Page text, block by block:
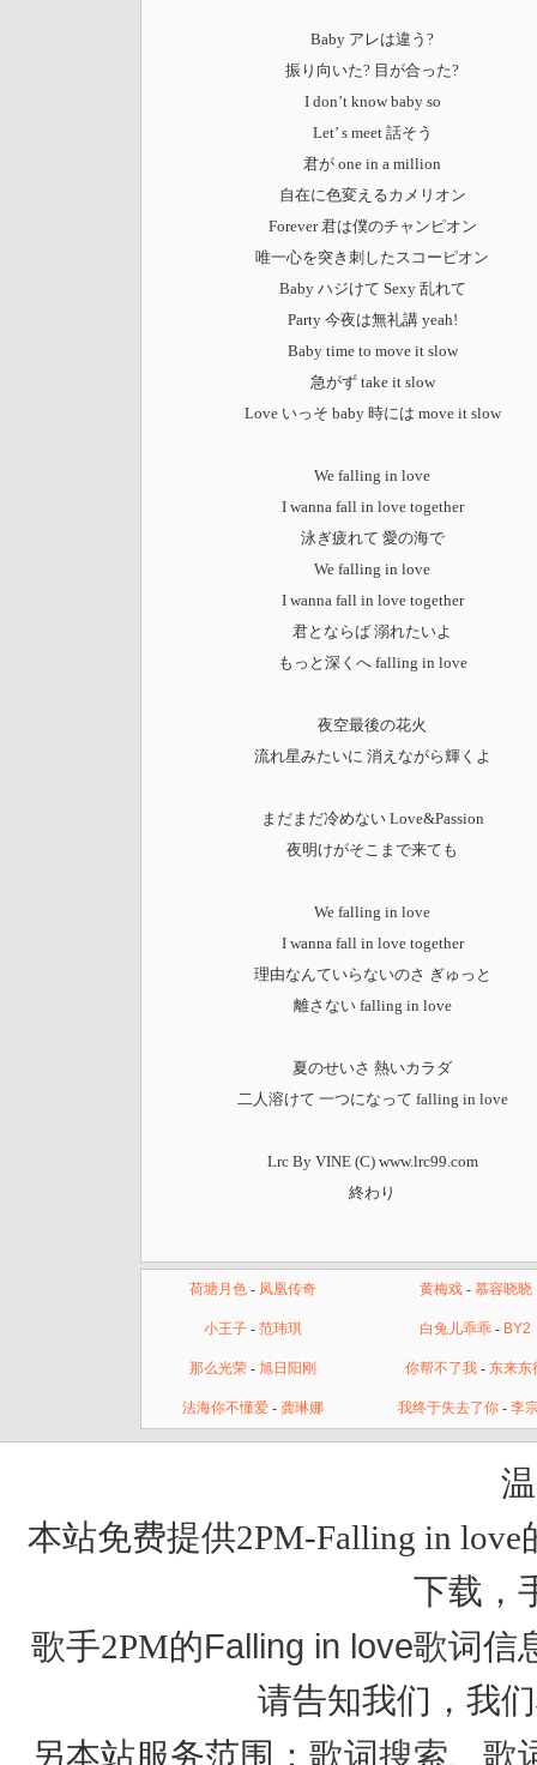
Baby アレは違う?
振り向いた? 目が合った?
I don’t know baby so
Let’ s meet 話そう
君が one in a million
自在に色変えるカメリオン
Forever 君は僕のチャンピオン
唯一心を突き刺したスコーピオン
Baby ハジけて Sexy 乱れて
Party 今夜は無礼講 yeah!
Baby time to move it slow
急がず take it slow
Love いっそ baby 時には move it slow
We falling in love
I wanna fall in love together
泳ぎ疲れて 愛の海で
We falling in love
I wanna fall in love together
君とならば 溺れたいよ
もっと深くへ falling in love
夜空最後の花火
流れ星みたいに 消えながら輝くよ
まだまだ冷めない Love&Passion
夜明けがそこまで来ても
We falling in love
I wanna fall in love together
理由なんていらないのさ ぎゅっと
離さない falling in love
夏のせいさ 熱いカラダ
二人溶けて 一つになって falling in love
Lrc By VINE (C) www.lrc99.com
終わり
荷塘月色- 凤凰传奇 黄梅戏- 慕容晓晓
小王子- 范玮琪 白兔儿乖乖 - BY2
那么光荣- 旭日阳刚 你帮不了我- 东来东
法海你不懂爱- 龚琳娜 我终于失去了你- 李
本站免费提供2PM-Falling in
下载，
歌手2PM的Falling in love歌词信
请告知我们，我
另本站服务范围： 歌词搜索、 歌